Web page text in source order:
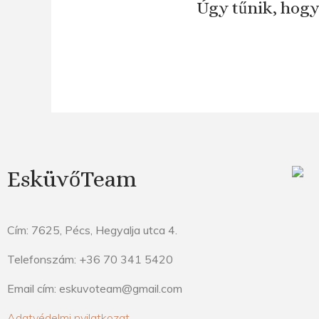
Úgy tűnik,
EsküvőTeam
Cím: 7625, Pécs, Hegyalja utca 4.
Telefonszám: +36 70 341 5420
Email cím: eskuvoteam@gmail.com